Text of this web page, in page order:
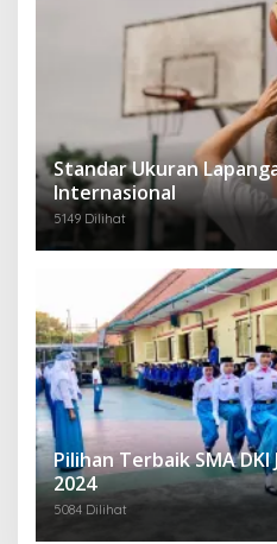
Standar Ukuran
Internasional
5149 Dilihat
Pilihan Terbaik SMA
2024
5084 Dilihat